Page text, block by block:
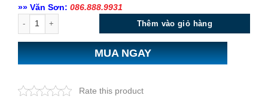
»» Văn Sơn: 086.888.9931
Thêm vào giỏ hàng
MUA NGAY
Rate this product